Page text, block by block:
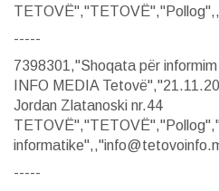
-----
7398301,"Shoqata për
INFO MEDIA
Jordan Zlatanoski nr.44
-----